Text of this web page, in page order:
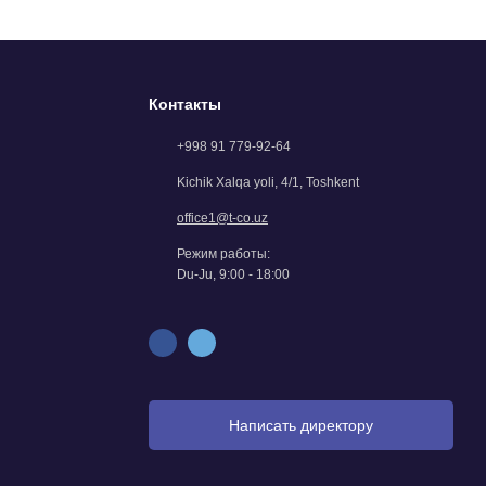
Контакты
+998 91 779-92-64
Kichik Xalqa yoli, 4/1, Тоshkent
office1@t-co.uz
Режим работы:
Du-Ju, 9:00 - 18:00
Написать директору